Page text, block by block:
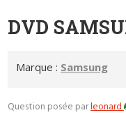
DVD
Marque : Samsung
Question posée parleonard